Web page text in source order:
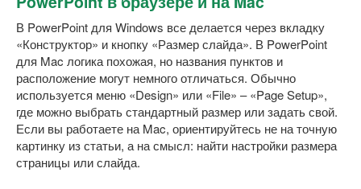
В PowerPoint для Windows все делается через вкладку
«Конструктор» и кнопку «Размер слайда». В PowerPoint
для Mac логика похожая, но названия пунктов и
расположение могут немного отличаться. Обычно
используется меню «Design» или «File» – «Page Setup»,
где можно выбрать стандартный размер или задать свой.
Если вы работаете на Mac, ориентируйтесь не на точную
картинку из статьи, а на смысл: найти настройки размера
страницы или слайда.